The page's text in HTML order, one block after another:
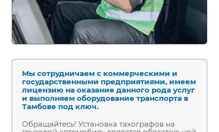
Мы сотрудничаем с коммерческими и
государственными предприятиями, имеем
лицензию на оказание данного рода услуг
и выполняем оборудование транспорта в
Тамбове под ключ.
Обращайтесь! Установка тахографов на